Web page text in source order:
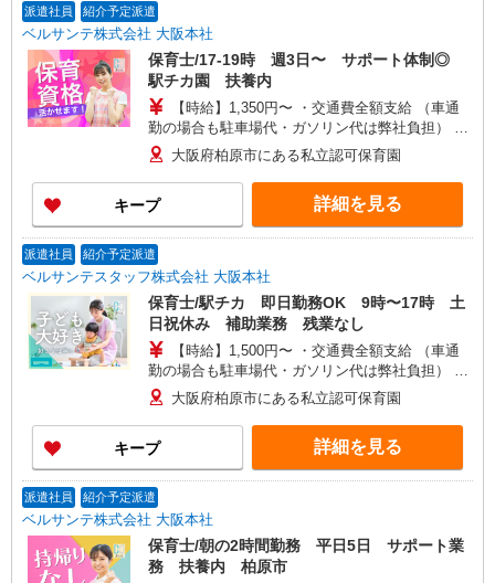
派遣社員 紹介予定派遣
ベルサンテ株式会社 大阪本社
保育士/17-19時 週3日〜 サポート体制◎
駅チカ園 扶養内
【時給】1,350円〜 ・交通費全額支給 （車通
勤の場合も駐車場代・ガソリン代は弊社負担） ・
各種保険完備 ・昇給あり
大阪府柏原市にある私立認可保育園
キープ 詳細を見る
派遣社員 紹介予定派遣
ベルサンテスタッフ株式会社 大阪本社
保育士/駅チカ 即日勤務OK 9時〜17時 土
日祝休み 補助業務 残業なし
【時給】1,500円〜 ・交通費全額支給 （車通
勤の場合も駐車場代・ガソリン代は弊社負担） ・
各種保険完備 ・昇給あり
大阪府柏原市にある私立認可保育園
キープ 詳細を見る
派遣社員 紹介予定派遣
ベルサンテ株式会社 大阪本社
保育士/朝の2時間勤務 平日5日 サポート業
務 扶養内 柏原市